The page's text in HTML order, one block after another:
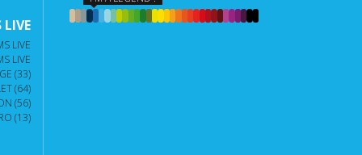
LIVE
LIVE
LIVE
(33)
(64)
(56)
(13)